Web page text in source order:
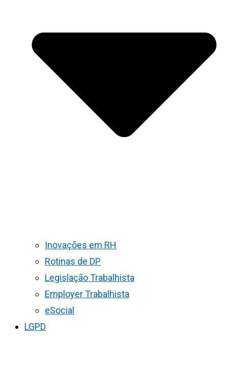
Inovações em RH
Rotinas de DP
Legislação Trabalhista
Employer Trabalhista
eSocial
LGPD